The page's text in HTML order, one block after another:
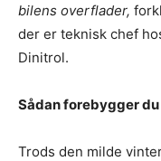
bilens overflader,
der er teknisk chef
Dinitrol.
Sådan forebygger
Trods den milde